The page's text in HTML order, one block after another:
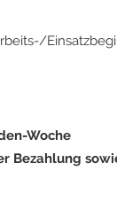
Woche
Bezahlung